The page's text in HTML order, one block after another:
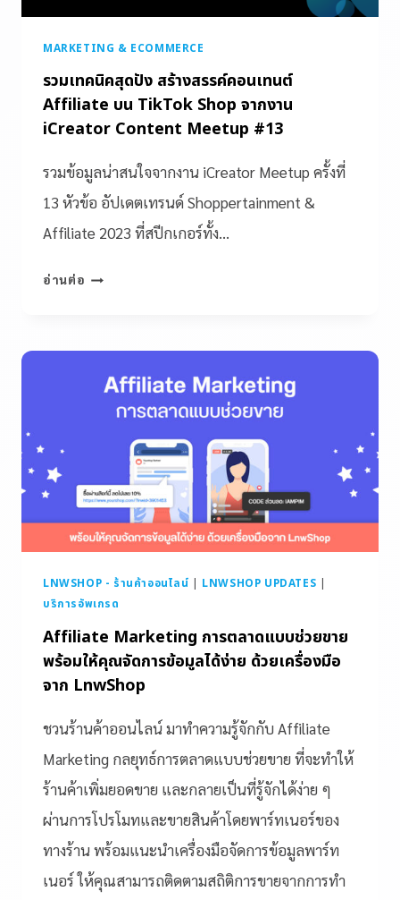
MARKETING & ECOMMERCE
รวมเทคนิคสุดปัง สร้างสรรค์คอนเทนต์
Affiliate บน TikTok Shop จากงาน
iCreator Content Meetup #13
รวมข้อมูลน่าสนใจจากงาน iCreator Meetup ครั้งที่
13 หัวข้อ อัปเดตเทรนด์ Shoppertainment &
Affiliate 2023 ที่สปีกเกอร์ทั้ง…
อ่านต่อ
LNWSHOP - ร้านค้าออนไลน์ LNWSHOP UPDATES
บริการอัพเกรด
Affiliate Marketing การตลาดแบบช่วยขาย
พร้อมให้คุณจัดการข้อมูลได้ง่าย ด้วยเครื่องมือ
จาก LnwShop
ชวนร้านค้าออนไลน์ มาทำความรู้จักกับ Affiliate
Marketing กลยุทธ์การตลาดแบบช่วยขาย ที่จะทำให้
ร้านค้าเพิ่มยอดขาย และกลายเป็นที่รู้จักได้ง่าย ๆ
ผ่านการโปรโมทและขายสินค้าโดยพาร์ทเนอร์ของ
ทางร้าน พร้อมแนะนำเครื่องมือจัดการข้อมูลพาร์ท
เนอร์ ให้คุณสามารถติดตามสถิติการขายจากการทำ